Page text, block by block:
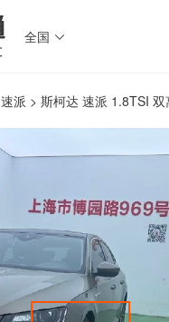
全国 
速派 > 斯柯达 速派 1.8TSI